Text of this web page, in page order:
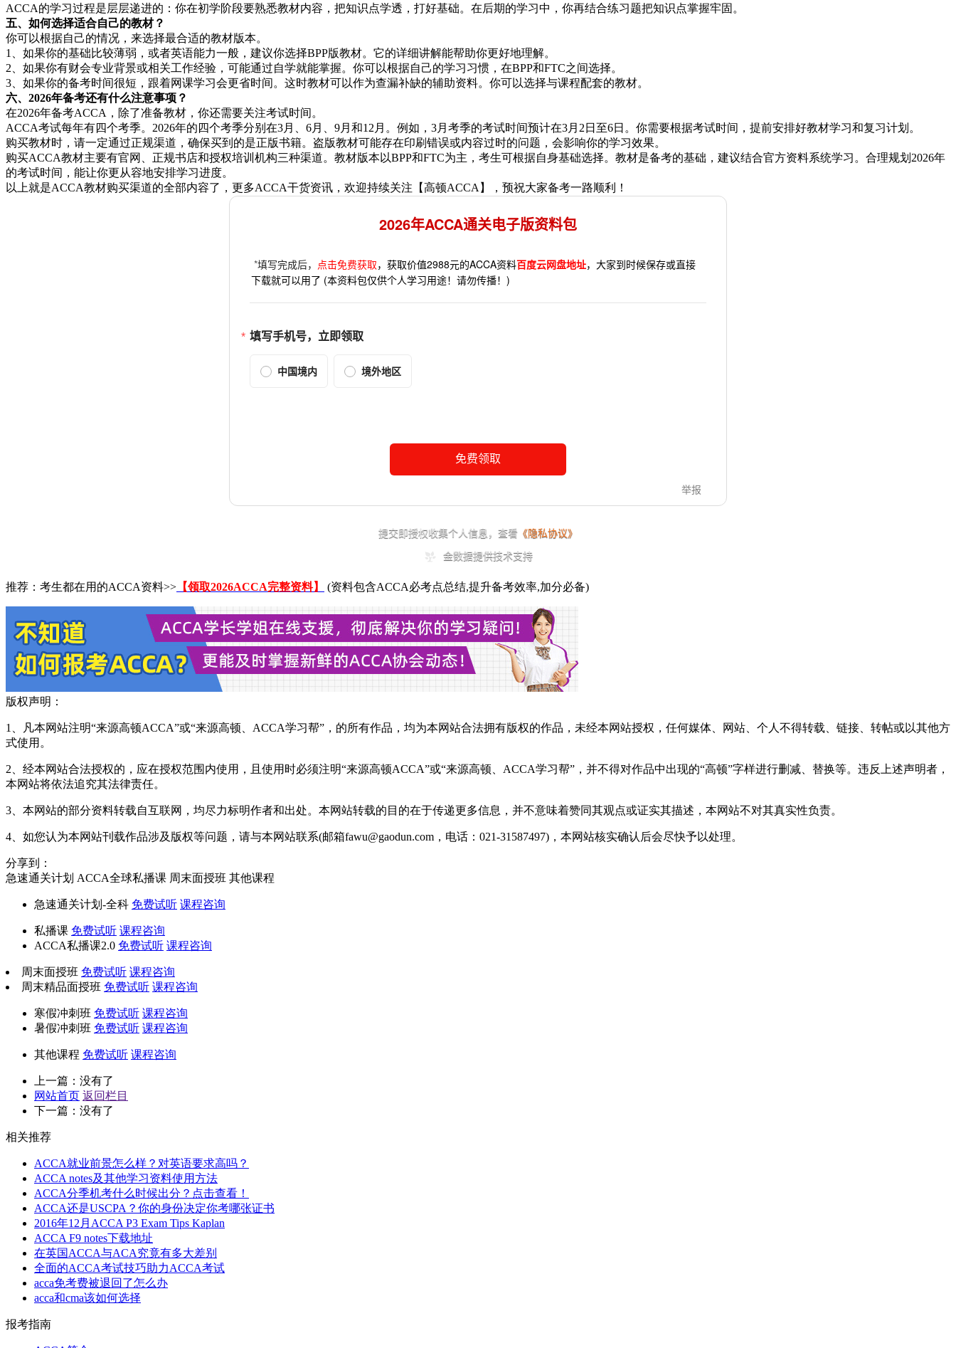
ACCA的学习过程是层层递进的：你在初学阶段要熟悉教材内容，把知识点学透，打好基础。在后期的学习中，你再结合练习题把知识点掌握牢固。
五、如何选择适合自己的教材？
你可以根据自己的情况，来选择最合适的教材版本。
1、如果你的基础比较薄弱，或者英语能力一般，建议你选择BPP版教材。它的详细讲解能帮助你更好地理解。
2、如果你有财会专业背景或相关工作经验，可能通过自学就能掌握。你可以根据自己的学习习惯，在BPP和FTC之间选择。
3、如果你的备考时间很短，跟着网课学习会更省时间。这时教材可以作为查漏补缺的辅助资料。你可以选择与课程配套的教材。
六、2026年备考还有什么注意事项？
在2026年备考ACCA，除了准备教材，你还需要关注考试时间。
ACCA考试每年有四个考季。2026年的四个考季分别在3月、6月、9月和12月。例如，3月考季的考试时间预计在3月2日至6日。你需要根据考试时间，提前安排好教材学习和复习计划。
购买教材时，请一定通过正规渠道，确保买到的是正版书籍。盗版教材可能存在印刷错误或内容过时的问题，会影响你的学习效果。
购买ACCA教材主要有官网、正规书店和授权培训机构三种渠道。教材版本以BPP和FTC为主，考生可根据自身基础选择。教材是备考的基础，建议结合官方资料系统学习。合理规划2026年
的考试时间，能让你更从容地安排学习进度。
以上就是ACCA教材购买渠道的全部内容了，更多ACCA干货资讯，欢迎持续关注【高顿ACCA】，预祝大家备考一路顺利！
推荐：考生都在用的ACCA资料>> 【领取2026ACCA完整资料】 (资料包含ACCA必考点总结,提升备考效率,加分必备)
版权声明：
1、凡本网站注明“来源高顿ACCA”或“来源高顿、ACCA学习帮”，的所有作品，均为本网站合法拥有版权的作品，未经本网站授权，任何媒体、网站、个人不得转载、链接、转帖或以其他方
式使用。
2、经本网站合法授权的，应在授权范围内使用，且使用时必须注明“来源高顿ACCA”或“来源高顿、ACCA学习帮”，并不得对作品中出现的“高顿”字样进行删减、替换等。违反上述声明者，
本网站将依法追究其法律责任。
3、本网站的部分资料转载自互联网，均尽力标明作者和出处。本网站转载的目的在于传递更多信息，并不意味着赞同其观点或证实其描述，本网站不对其真实性负责。
4、如您认为本网站刊载作品涉及版权等问题，请与本网站联系(邮箱fawu@gaodun.com，电话：021-31587497)，本网站核实确认后会尽快予以处理。
分享到：
急速通关计划 ACCA全球私播课 周末面授班 其他课程
急速通关计划-全科 免费试听 课程咨询
私播课 免费试听 课程咨询
ACCA私播课2.0 免费试听 课程咨询
周末面授班 免费试听 课程咨询
周末精品面授班 免费试听 课程咨询
寒假冲刺班 免费试听 课程咨询
暑假冲刺班 免费试听 课程咨询
其他课程 免费试听 课程咨询
上一篇：没有了
网站首页 返回栏目
下一篇：没有了
相关推荐
ACCA就业前景怎么样？对英语要求高吗？
ACCA notes及其他学习资料使用方法
ACCA分季机考什么时候出分？点击查看！
ACCA还是USCPA？你的身份决定你考哪张证书
2016年12月ACCA P3 Exam Tips Kaplan
ACCA F9 notes下载地址
在英国ACCA与ACA究竟有多大差别
全面的ACCA考试技巧助力ACCA考试
acca免考费被退回了怎么办
acca和cma该如何选择
报考指南